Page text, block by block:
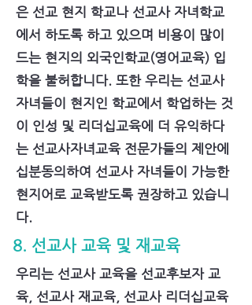
은 선교 현지 학교나 선교사 자녀학교
에서 하도록 하고 있으며 비용이 많이
드는 현지의 외국인학교(영어교육) 입
학을 불허합니다. 또한 우리는 선교사
자녀들이 현지인 학교에서 학업하는 것
이 인성 및 리더십교육에 더 유익하다
는 선교사자녀교육 전문가들의 제안에
십분동의하여 선교사 자녀들이 가능한
현지어로 교육받도록 권장하고 있습니
다.
8. 선교사 교육 및 재교육
우리는 선교사 교육을 선교후보자 교
육, 선교사 재교육, 선교사 리더십교육